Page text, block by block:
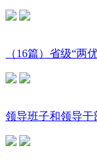
（16篇）省级“两
领导班子和领导